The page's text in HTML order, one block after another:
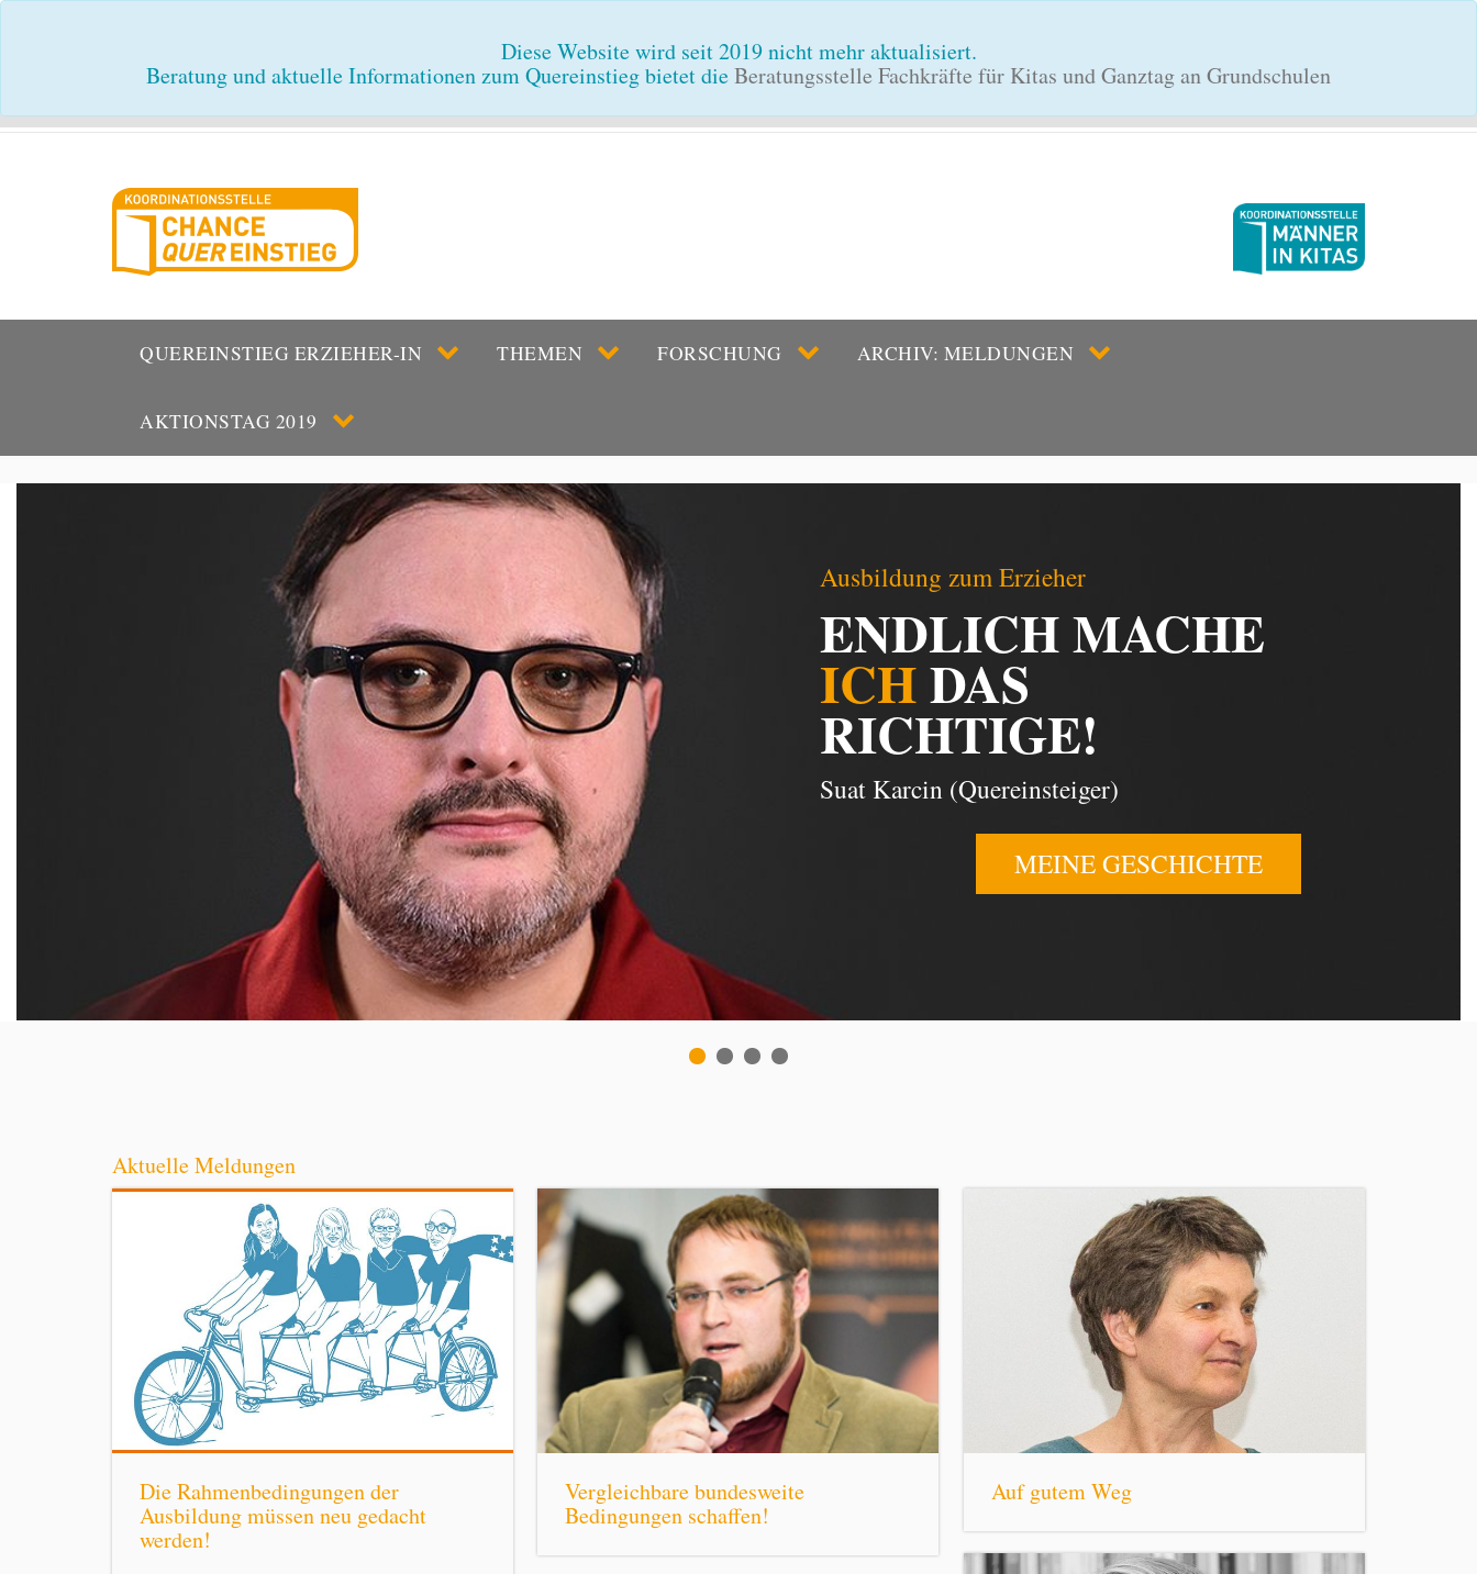
Diese Website wird seit 2019 nicht mehr aktualisiert.
Beratung und aktuelle Informationen zum Quereinstieg bietet dieBeratungsstelle Fachkräfte für Kitas und Ganztag an Grundschulen
QUEREINSTIEG ERZIEHER-IN THEMEN FORSCHUNG ARCHIV: MELDUNGEN
AKTIONSTAG 2019
Ausbildung zum Erzieher
ENDLICH MACHE
ICHDAS
RICHTIGE!
Suat Karcin (Quereinsteiger)
MEINE GESCHICHTE
Aktuelle Meldungen
Die Rahmenbedingungen der
Ausbildung müssen neu gedacht
werden!
Vergleichbare bundesweite
Bedingungen schaffen!
Auf gutem Weg